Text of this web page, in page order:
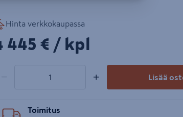
Hinta verkkokaupassa
kpl
445 € / kpl
− + Lisää
Toimitus